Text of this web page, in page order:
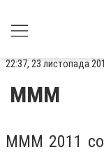
22:37, 23 листопада
МММ
МММ 2011